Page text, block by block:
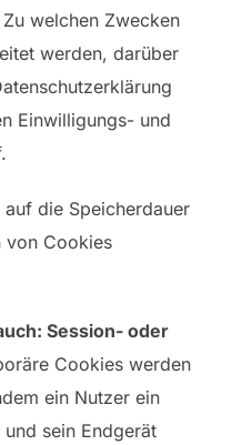
welchen Zwecken
werden, darüber
Einwilligungs- und
die Speicherdauer
von Cookies
Session- oder
Cookies werden
ein Nutzer ein
sein Endgerät